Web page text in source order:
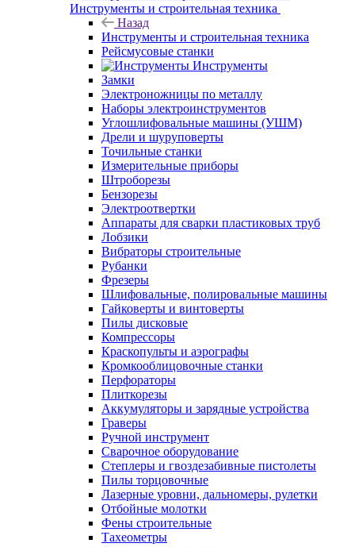
Инструменты и строительная техника
Назад
Инструменты и строительная техника
Рейсмусовые станки
Инструменты
Замки
Электроножницы по металлу
Наборы электроинструментов
Углошлифовальные машины (УШМ)
Дрели и шуруповерты
Точильные станки
Измерительные приборы
Штроборезы
Бензорезы
Электроотвертки
Аппараты для сварки пластиковых труб
Лобзики
Вибраторы строительные
Рубанки
Фрезеры
Шлифовальные, полировальные машины
Гайковерты и винтоверты
Пилы дисковые
Компрессоры
Краскопульты и аэрографы
Кромкооблицовочные станки
Перфораторы
Плиткорезы
Аккумуляторы и зарядные устройства
Граверы
Ручной инструмент
Сварочное оборудование
Степлеры и гвоздезабивные пистолеты
Пилы торцовочные
Лазерные уровни, дальномеры, рулетки
Отбойные молотки
Фены строительные
Тахеометры